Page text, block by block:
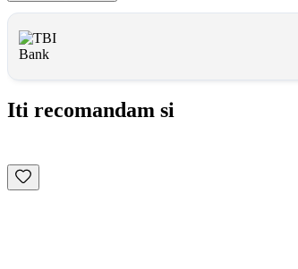
Iti recomandam si